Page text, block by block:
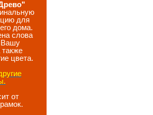
для
дома.
слова
Вашу
цвета.
от